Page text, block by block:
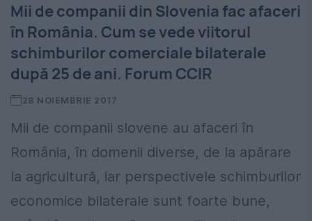
Mii de companii din Slovenia fac afaceri
în România. Cum se vede viitorul
schimburilor comerciale bilaterale
după 25 de ani. Forum CCIR
28 NOIEMBRIE 2017
Mii de companii slovene au afaceri în
România, în domenii diverse, de la apărare
la agricultură, iar perspectivele schimburilor
economice bilaterale sunt foarte bune,